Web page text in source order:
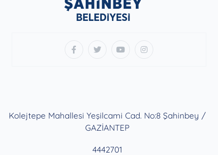
Kolejtepe Mahallesi Yeşilcami Cad. No:8 Şahinbey /
GAZİANTEP
4442701